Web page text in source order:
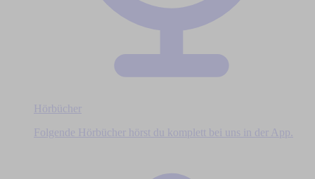
Hörbücher
Folgende Hörbücher hörst du komplett bei uns in der App.